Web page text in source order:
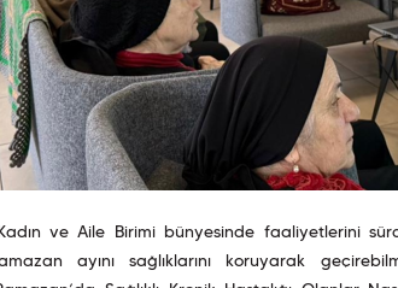
ve Aile Birimi bünyesinde faaliyetlerini
ayını sağlıklarını koruyarak